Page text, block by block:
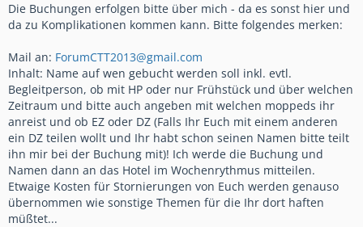
Die Buchungen erfolgen bitte über mich - da es sonst hier und
da zu Komplikationen kommen kann. Bitte folgendes merken:
Mail an: ForumCTT2013@gmail.com
Inhalt: Name auf wen gebucht werden soll inkl. evtl.
Begleitperson, ob mit HP oder nur Frühstück und über welchen
Zeitraum und bitte auch angeben mit welchen moppeds ihr
anreist und ob EZ oder DZ (Falls Ihr Euch mit einem anderen
ein DZ teilen wollt und Ihr habt schon seinen Namen bitte teilt
ihn mir bei der Buchung mit)! Ich werde die Buchung und
Namen dann an das Hotel im Wochenrythmus mitteilen.
Etwaige Kosten für Stornierungen von Euch werden genauso
übernommen wie sonstige Themen für die Ihr dort haften
müßtet...